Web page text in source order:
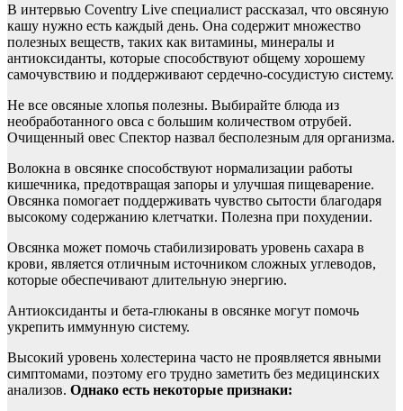
В интервью Coventry Live специалист рассказал, что овсяную
кашу нужно есть каждый день. Она содержит множество
полезных веществ, таких как витамины, минералы и
антиоксиданты, которые способствуют общему хорошему
самочувствию и поддерживают сердечно-сосудистую систему.
Не все овсяные хлопья полезны. Выбирайте блюда из
необработанного овса с большим количеством отрубей.
Очищенный овес Спектор назвал бесполезным для организма.
Волокна в овсянке способствуют нормализации работы
кишечника, предотвращая запоры и улучшая пищеварение.
Овсянка помогает поддерживать чувство сытости благодаря
высокому содержанию клетчатки. Полезна при похудении.
Овсянка может помочь стабилизировать уровень сахара в
крови, является отличным источником сложных углеводов,
которые обеспечивают длительную энергию.
Антиоксиданты и бета-глюканы в овсянке могут помочь
укрепить иммунную систему.
Высокий уровень холестерина часто не проявляется явными
симптомами, поэтому его трудно заметить без медицинских
анализов. Однако есть некоторые признаки: